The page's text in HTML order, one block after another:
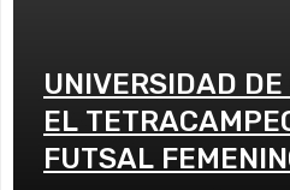
UNIVERSIDAD
EL
FUTSAL